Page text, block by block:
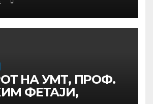
НА АД МЕПСО,
ЛАТИФИ
НА УМТ, ПРОФ.
ФЕТАЈИ,